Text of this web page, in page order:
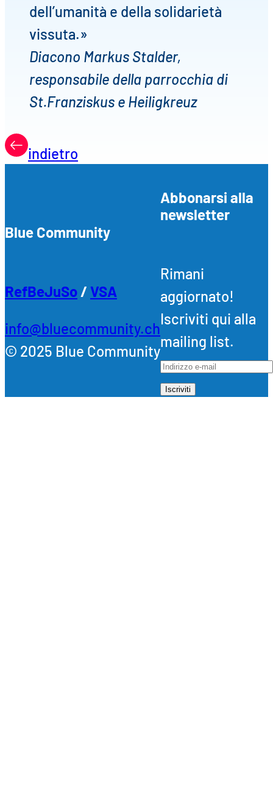
dell’umanità e della solidarietà
vissuta.»
Diacono Markus Stalder,
responsabile della parrocchia di
St.Franziskus e Heiligkreuz
indietro
Blue Community
RefBeJuSo/VSA
info@bluecommunity.ch
© 2025 Blue Community
Abbonarsi alla
newsletter
Rimani
aggiornato!
Iscriviti qui alla
mailing list.